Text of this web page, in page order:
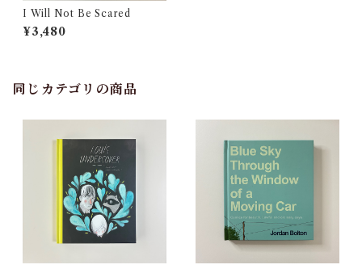
I Will Not Be Scared
¥3,480
同じカテゴリの商品